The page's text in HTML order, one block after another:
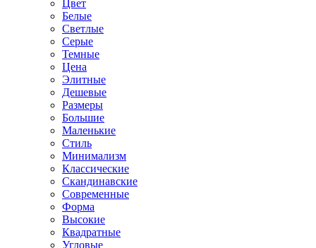
Цвет
Белые
Светлые
Серые
Темные
Цена
Элитные
Дешевые
Размеры
Большие
Маленькие
Стиль
Минимализм
Классические
Скандинавские
Современные
Форма
Высокие
Квадратные
Угловые